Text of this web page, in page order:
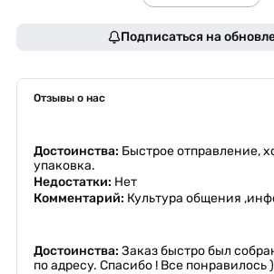
Подписаться на
Отзывы о нас
Достоинства: Быстрое отправление,
упаковка.
Недостатки: Нет
Комментарий: Культура общения
Достоинства: Заказ быстро был
по адресу. Спасибо ! Все понравилось